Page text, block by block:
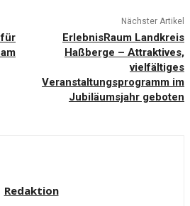
für
Nächster Artikel
ErlebnisRaum Landkreis
Haßberge – Attraktives,
vielfältiges
Veranstaltungsprogramm im
Jubiläumsjahr geboten
Redaktion